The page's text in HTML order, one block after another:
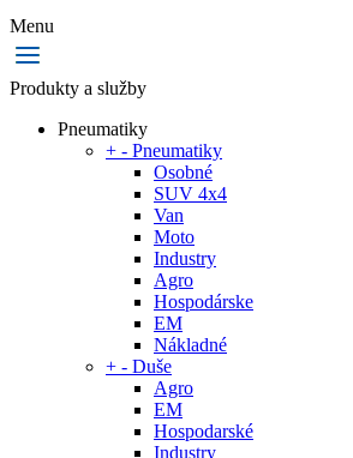
Menu
Produkty a služby
Pneumatiky
+ - Pneumatiky
Osobné
SUV 4x4
Van
Moto
Industry
Agro
Hospodárske
EM
Nákladné
+ - Duše
Agro
EM
Hospodarské
Industry